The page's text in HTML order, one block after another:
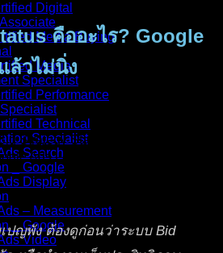
Digital
Media Buying
Media
Specialist
Performance
Technical
Specialist
Search
_ Google
Display
– Measurement
_ Google
Video
คืออะไร? Google
ล้วไม่นิ่ง
ปญพัง ต้องดูก่อนว่าระบบ Bid